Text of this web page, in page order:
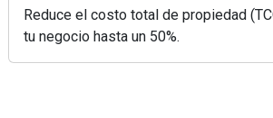
Reduce el costo total de propiedad
tu negocio hasta un 50%.